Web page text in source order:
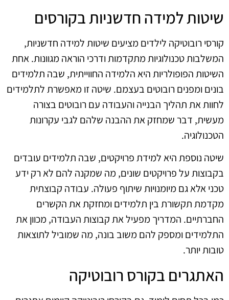
שיטות למידה חדשניות בקורסים
קורסי רובוטיקה לילדים מציעים שיטות למידה חדשניות,
המשלבות טכנולוגיות מתקדמות ודרכי הוראה מגוונות. אחת
השיטות הפופולריות היא הלמידה החווייתית, שבה תלמידים
בונים ומפנים רובוטים בעצמם. שיטה זו מאפשרת לתלמידים
לחוות את תהליך הבנייה והעבודה עם רובוטים בצורה
מעשית, דבר שמחזק את ההבנה שלהם לגבי עקרונות
הטכנולוגיה.
שיטה נוספת היא למידת פרויקטים, שבה תלמידים עובדים
בקבוצות על פרויקטים שונים, מה שמקנה להם לא רק ידע
טכני אלא גם מיומנויות שיתוף פעולה. עבודה קבוצתית
מקדמת תקשורת בין תלמידים ומחזקת את הקשרים
החברתיים. המדריך מפעיל את קבוצות העבודה, מכוון את
התלמידים ומספק להם משוב בונה, מה שמוביל לתוצאות
טובות יותר.
האתגרים בקורס רובוטיקה